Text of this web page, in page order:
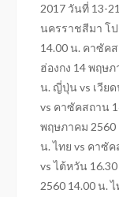
2017 วันที่ 13-
นครราชสีมา โ
14.00 น. คาซัคส
ฮ่องกง 14 พฤษภ
น. ญี่ปุ่น vs เวีย
vs คาซัคสถาน
พฤษภาคม 2560
น. ไทย vs คาซัค
vs ไต้หวัน
2560 14.00 น.